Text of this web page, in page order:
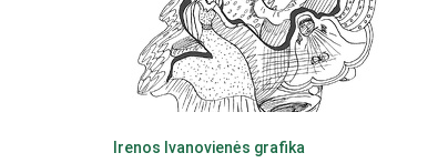
Irenos Ivanovienės grafika